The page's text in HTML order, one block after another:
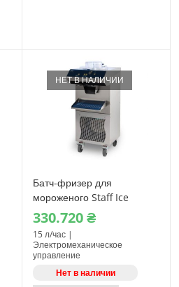
НЕТ В НАЛИЧИИ
Батч-фризер для
мороженого Staff Ice
System BFE150
330.720₴
15 л/час |
Электромеханическое
управление
Нет в наличии